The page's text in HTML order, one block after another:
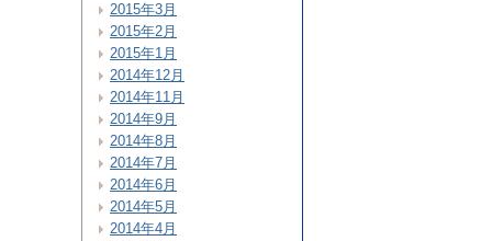
2015年3月
2015年2月
2015年1月
2014年12月
2014年11月
2014年9月
2014年8月
2014年7月
2014年6月
2014年5月
2014年4月